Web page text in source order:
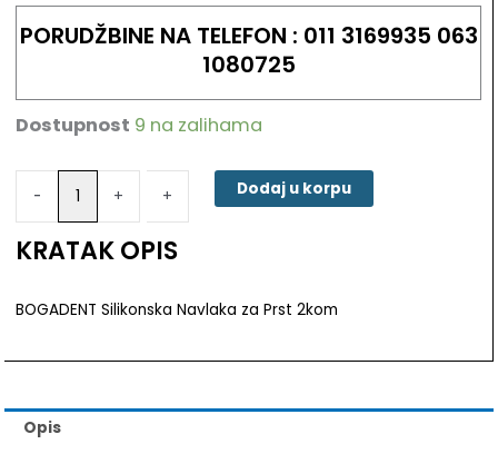
PORUDŽBINE NA TELEFON : 011 3169935 063
1080725
Dostupnost 9 na zalihama
-
-
BOGADENT
Navlaka
Prst
2kom
+ + Dodaj u korpu
KRATAK OPIS
BOGADENT Silikonska Navlaka za Prst 2kom
Opis